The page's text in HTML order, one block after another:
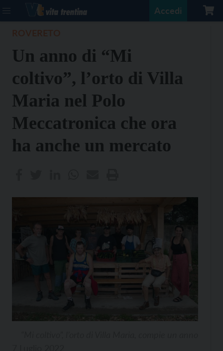
Accedi
Un anno di “Mi
coltivo”, l’orto di Villa
Maria nel Polo
Meccatronica che ora
ha anche un mercato